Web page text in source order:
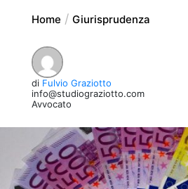
Home Giurisprudenza
di Fulvio Graziotto
info@studiograziotto.com
Avvocato